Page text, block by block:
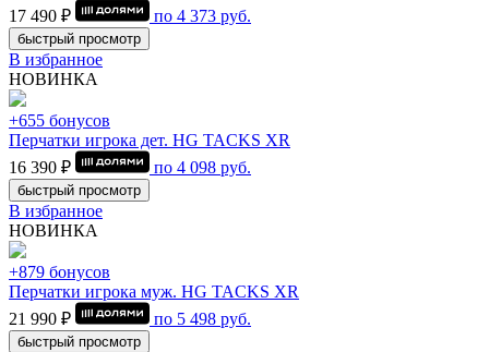
17 490 ₽
по 4 373 руб.
быстрый просмотр
В избранное
НОВИНКА
+655 бонусов
Перчатки игрока дет. HG TACKS XR
16 390 ₽
по 4 098 руб.
быстрый просмотр
В избранное
НОВИНКА
+879 бонусов
Перчатки игрока муж. HG TACKS XR
21 990 ₽
по 5 498 руб.
быстрый просмотр